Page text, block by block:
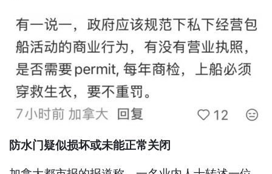
防水门疑似损坏或未能正常关闭